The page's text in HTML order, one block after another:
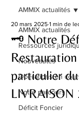
AMMIX actualités
Ressources
Nouveautés
Opérations en
Notre parcours
Déficit Foncier
AMMIX actualités
🗝️ Notre
particulier
20 mars 2025 1 min de